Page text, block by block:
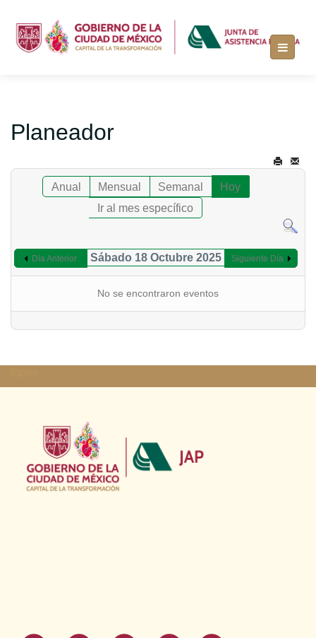
Planeador
Anual Mensual Semanal
Hoy
Ir al mes específico
Día Anterior Sábado 18 Octubre 2025 Siguiente Día
No se encontraron eventos